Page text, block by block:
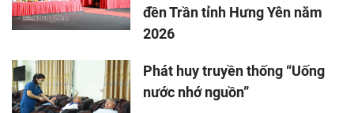
đền Trần tỉnh Hưng Yên năm
2026
Phát huy truyền thống “Uống
nước nhớ nguồn”